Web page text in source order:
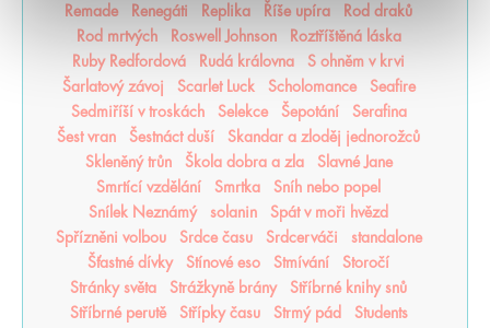
Remade
Renegáti Replika Říše upíra
Rod draků
Rod mrtvých
Roswell Johnson
Roztříštěná láska
Ruby Redfordová
Rudá královna
S ohněm v krvi
Šarlatový závoj
Scarlet Luck Scholomance
Seafire
Sedmiříší v troskách
Selekce Šepotání
Serafina
Šest vran
Šestnáct duší
Skandar a zloděj jednorožců
Skleněný trůn
Škola dobra a zla
Slavné Jane
Smrtící vzdělání
Smrtka
Sníh nebo popel
Snílek Neznámý
solanin
Spát v moři hvězd
Spřízněni volbou
Srdce času Srdcerváči
standalone
Šťastné dívky
Stínové eso Stmívání
Storočí
Stránky světa
Strážkyně brány
Stříbrné knihy snů
Stříbrné perutě
Střípky času Strmý pád
Students